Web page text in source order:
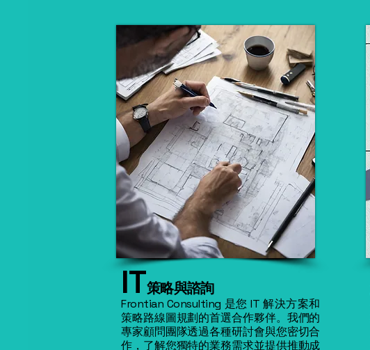
IT策略與諮詢
Frontian Consulting 是您 IT 解決方案和
策略路線圖規劃的首選合作夥伴。我們的
專家顧問團隊透過各種研討會與您密切合
作，了解您獨特的業務需求並提供推動成